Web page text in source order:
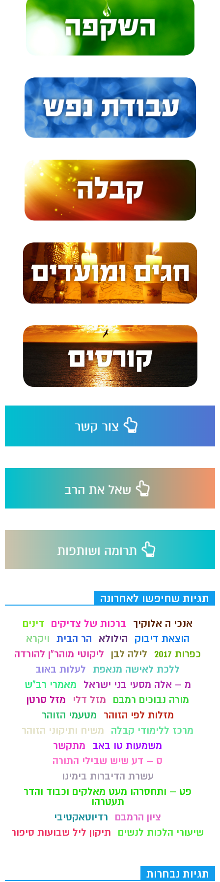
תגיות שחיפשו לאחרונה
אנכי ה אלוקיך ברכות של צדיקים
דינים
הוצאת דיבוק
הילולא הר הבית ויקרא
כפרות 2017
לילה לבן
ליקוטי מוהר"ן להורדה
ללכת לאישה מנאפת לעלות באוב
מ – אלה מסעי בני ישראל
מאמרי רב"ש
מורה נבוכים רמבם
מזל דלי
מזל סרטן
מזלות לפי הזוהר
מטעמי הזוהר
מרכז ללימודי קבלה
משיח ותיקוני הזוהר
משמעות טו באב
מתקשר
ס – דע שיש שבילי התורה
עשרת הדיברות בימינו
פט – ותחסרהו מעט מאלקים וכבוד והדר
תעטרהו
ציון הרמבם
רדיוטאקטיבי
שיעורי הלכות לנשים
תיקון ליל שבועות סיפור
תגיות נבחרות